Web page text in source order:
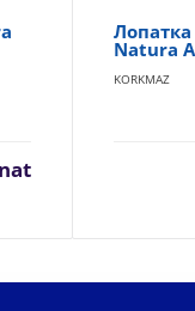
Natura
KORKMAZ